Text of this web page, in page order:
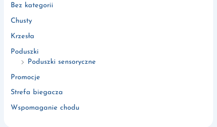
Bez kategorii
Chusty
Krzesła
Poduszki
Poduszki sensoryczne
Promocje
Strefa biegacza
Wspomaganie chodu